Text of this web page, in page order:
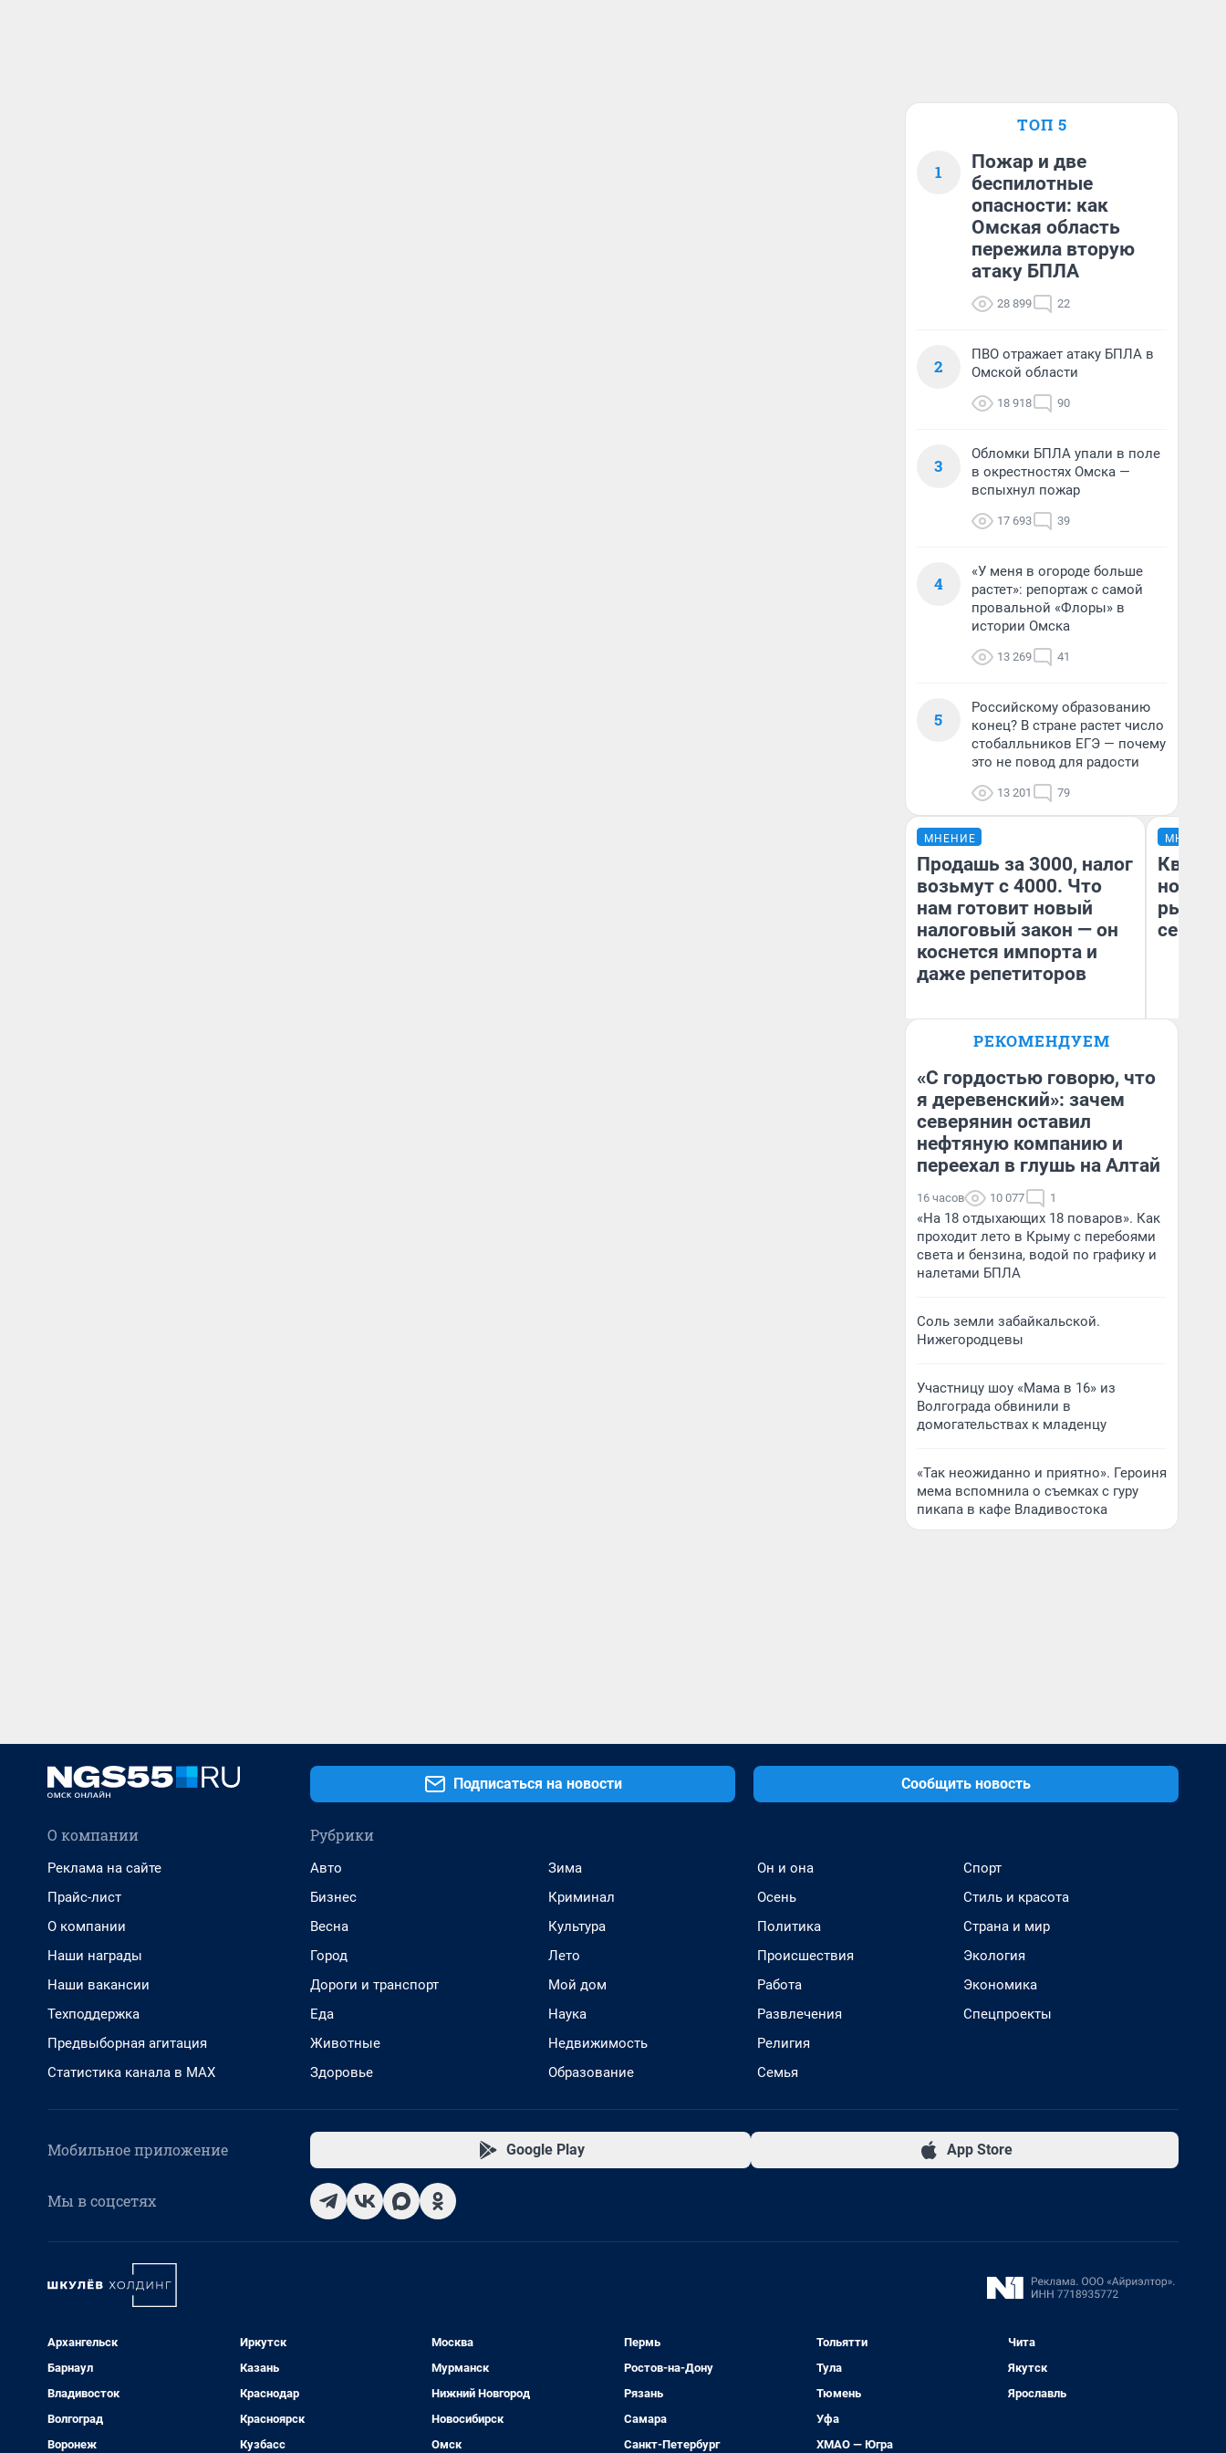
ТОП 5
1
Пожар и две
беспилотные
опасности: как
Омская область
пережила вторую
атаку БПЛА
28 899 22
2
ПВО отражает атаку БПЛА в
Омской области
18 918 90
3
Обломки БПЛА упали в поле
в окрестностях Омска —
вспыхнул пожар
17 693 39
4
«У меня в огороде больше
растет»: репортаж с самой
провальной «Флоры» в
истории Омска
13 269 41
5
Российскому образованию
конец? В стране растет число
стобалльников ЕГЭ — почему
это не повод для радости
13 201 79
МНЕНИЕ
Продашь за 3000, налог
возьмут с 4000. Что
нам готовит новый
налоговый закон — он
коснется импорта и
даже репетиторов
Анастасия Завгородняя
МНЕНИЕ
но
рынок
РЕКОМЕНДУЕМ
«С гордостью говорю, что
я деревенский»: зачем
северянин оставил
нефтяную компанию и
переехал в глушь на Алтай
16 часов 10 077 1
«На 18 отдыхающих 18 поваров». Как
проходит лето в Крыму с перебоями
света и бензина, водой по графику и
налетами БПЛА
Соль земли забайкальской.
Нижегородцевы
Участницу шоу «Мама в 16» из
Волгограда обвинили в
домогательствах к младенцу
«Так неожиданно и приятно». Героиня
мема вспомнила о съемках с гуру
пикапа в кафе Владивостока
Подписаться на новости Сообщить новость
О компании
Реклама на сайте
Прайс-лист
О компании
Наши награды
Наши вакансии
Техподдержка
Предвыборная агитация
Статистика канала в MAX
Рубрики
Авто
Бизнес
Весна
Город
Дороги и транспорт
Еда
Животные
Здоровье
Зима
Криминал
Культура
Лето
Мой дом
Наука
Недвижимость
Образование
Он и она
Осень
Политика
Происшествия
Работа
Развлечения
Религия
Семья
Спорт
Стиль и красота
Страна и мир
Экология
Экономика
Спецпроекты
Мобильное приложение Google Play App Store
Мы в соцсетях
Архангельск
Барнаул
Владивосток
Волгоград
Воронеж
Иркутск
Казань
Краснодар
Красноярск
Кузбасс
Москва
Мурманск
Нижний Новгород
Новосибирск
Омск
Пермь
Ростов-на-Дону
Рязань
Самара
Санкт-Петербург
Тольятти
Тула
Тюмень
Уфа
ХМАО — Югра
Чита
Якутск
Ярославль